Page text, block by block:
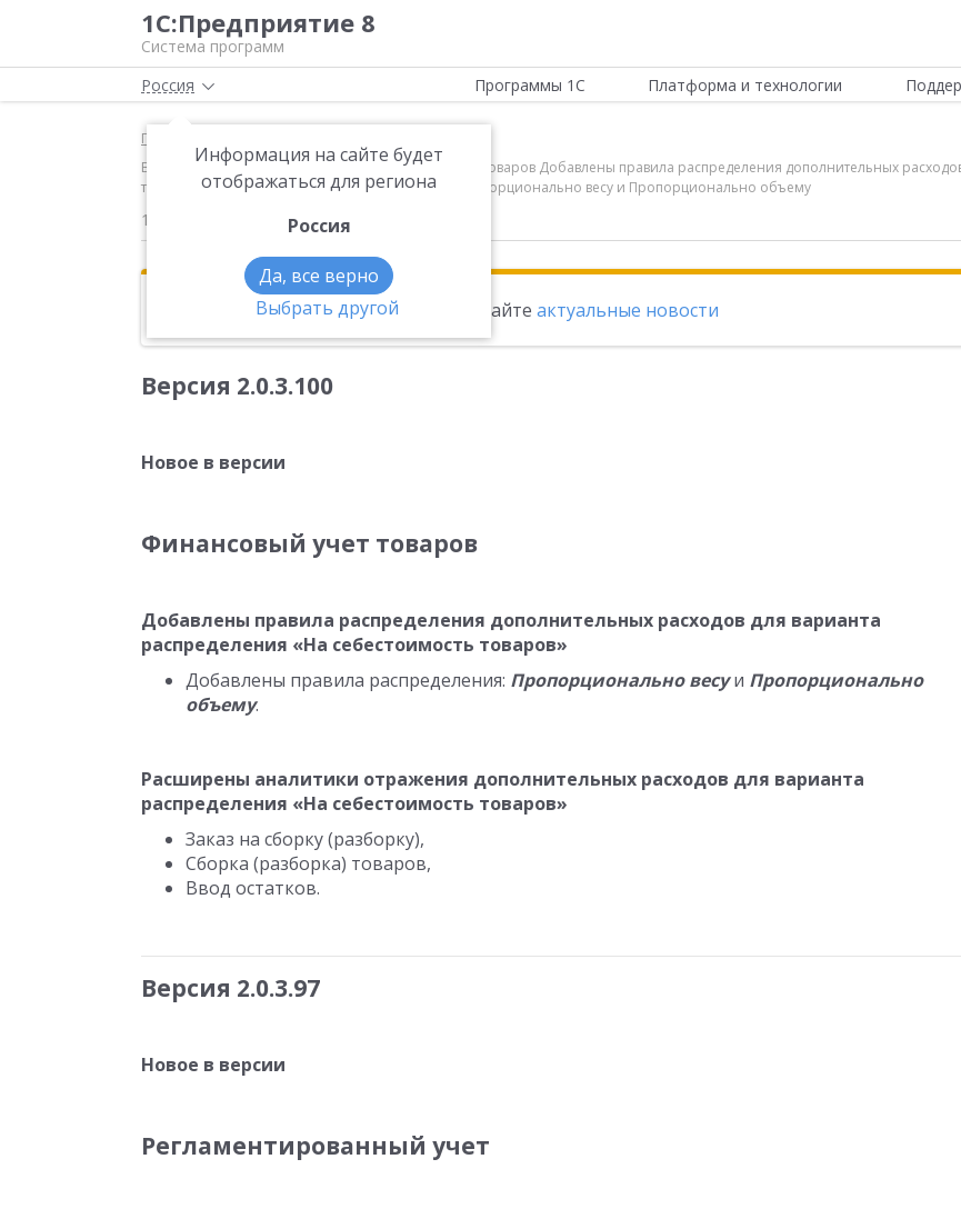
1С:Предприятие 8
Система программ
Россия
Информация на сайте будет
отображаться для региона
Россия
Да, все верно
Выбрать другой
Программы 1С Платформа и технологии
Главная
Версия 2.0.3.100 Новое в версии Финансовый учет товаров Добавлены правила распределения дополнительных
товаров» Добавлены правила распределения: Пропорционально весу и Пропорционально объему
10.03.2016
Эта новость находится в архиве. Читайте актуальные новости
Версия 2.0.3.100
Новое в версии
Финансовый учет товаров
Добавлены правила распределения дополнительных расходов для варианта
распределения «На себестоимость товаров»
Добавлены правила распределения: Пропорционально весуи Пропорционально
объему.
Расширены аналитики отражения дополнительных расходов для варианта
распределения «На себестоимость товаров»
Заказ на сборку (разборку),
Сборка (разборка) товаров,
Ввод остатков.
Версия 2.0.3.97
Новое в версии
Регламентированный учет